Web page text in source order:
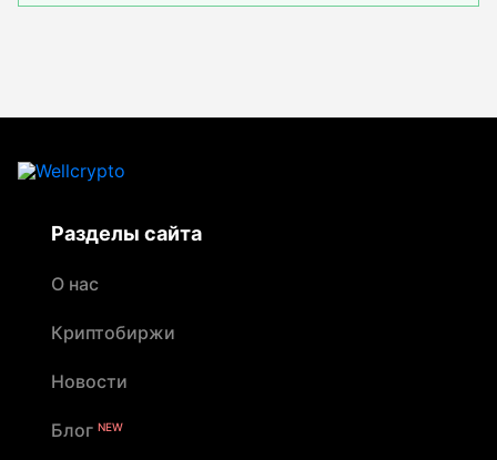
Разделы сайта
О нас
Криптобиржи
Новости
Блог NEW